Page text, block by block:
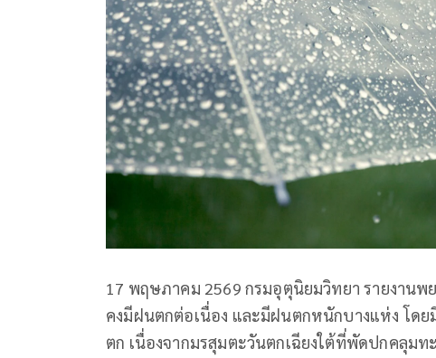
17 พฤษภาคม 2569 กรมอุตุนิยมวิทยา รายงานพ
คงมีฝนตกต่อเนื่อง และมีฝนตกหนักบางแห่ง โด
ตก เนื่องจากมรสุมตะวันตกเฉียงใต้ที่พัดปกคลุม